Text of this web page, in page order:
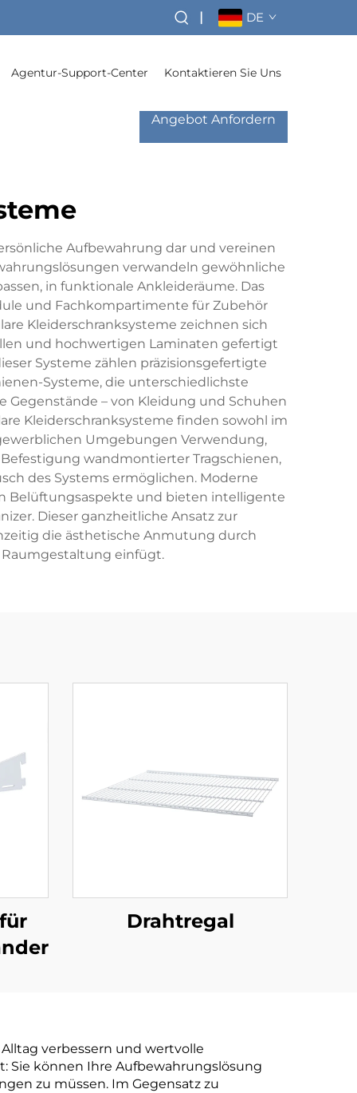
| DE
Agentur-Support-Center Kontaktieren Sie Uns
Angebot Anfordern
Aufbewahrung dar und vereinen
verwandeln gewöhnliche
in funktionale Ankleideräume. Das
und Fachkompartimente für Zubehör
Kleiderschranksysteme zeichnen sich
und hochwertigen Laminaten gefertigt
Systeme zählen präzisionsgefertigte
Systeme, die unterschiedlichste
– von Kleidung und Schuhen
Kleiderschranksysteme finden sowohl im
Umgebungen Verwendung,
wandmontierter Tragschienen,
des Systems ermöglichen. Moderne
Belüftungsaspekte und bieten intelligente
Dieser ganzheitliche Ansatz zur
die ästhetische Anmutung durch
einfügt.
Drahtregal
verbessern und wertvolle
Sie können Ihre Aufbewahrungslösung
zu müssen. Im Gegensatz zu